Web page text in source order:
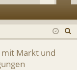
m
el
de
ist
rie
u
mit Markt und